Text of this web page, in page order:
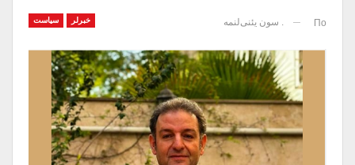
خبرلر سیاست По . سون یئنی‌لنمه